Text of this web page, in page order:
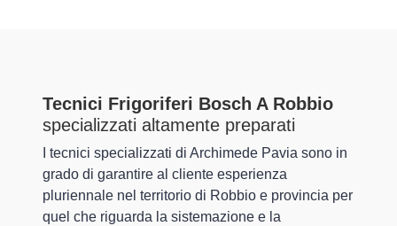
Tecnici Frigoriferi Bosch A Robbio
specializzati altamente preparati
I tecnici specializzati di Archimede Pavia sono in
grado di garantire al cliente esperienza
pluriennale nel territorio di Robbio e provincia per
quel che riguarda la sistemazione e la